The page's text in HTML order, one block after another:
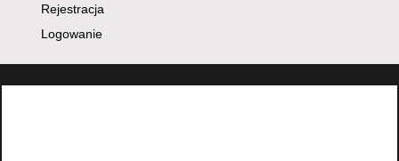
Rejestracja
Logowanie